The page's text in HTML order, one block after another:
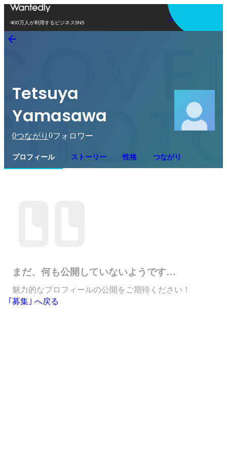
400万人が利用するビジネスSNS
アプリを使う
Tetsuya
Yamasawa
0つながり 0フォロワー
プロフィール ストーリー 性格 つながり
まだ、何も公開していないようです…
魅力的なプロフィールの公開をご期待ください！
｢募集｣ へ戻る